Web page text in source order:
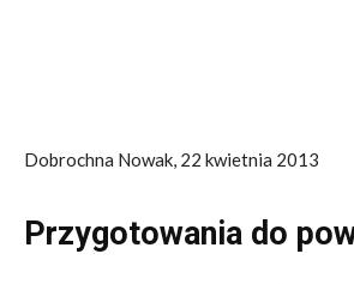
Dobrochna Nowak, 22 kwietnia 2013
Przygotowania do